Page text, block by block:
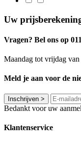
Uw
Vragen? Bel ons op
Maandag tot vrijdag
Meld je aan voor de
Inschrijven >
Bedankt voor uw
Klantenservice